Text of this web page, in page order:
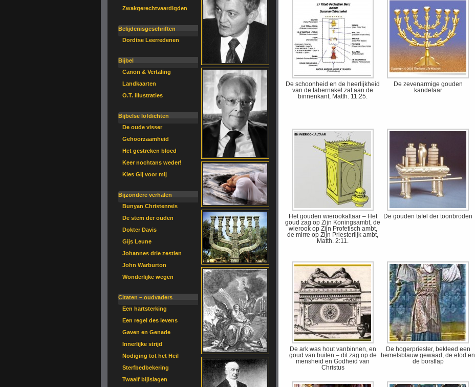
Zwakgerechtvaardigden
Belijdenisgeschriften
Dordtse Leerredenen
Bijbel
Canon & Vertaling
Landkaarten
O.T. illustraties
Bijbelse lofdichten
De oude visser
Gehoorzaamheid
Het gestreken bloed
Keer nochtans weder!
Kies Gij voor mij
Bijzondere verhalen
Bunyan Christenreis
De stem der ouden
Dokter Davis
Gijs Leune
Johannes drie zestien
John Warburton
Wonderlijke wegen
Citaten – oudvaders
Een hartsterking
Een regel des levens
Gaven en Genade
Innerlijke strijd
Nodiging tot het Heil
Sterfbedbekering
Twaalf bijlslagen
De schoonheid en de heerlijkheid
van de tabernakel zat aan de
binnenkant, Matth. 11:25.
De zevenarmige gouden
kandelaar
Het gouden wierookaltaar – Het
goud zag op Zijn Koningsambt, de
wierook op Zijn Profetisch ambt,
de mirre op Zijn Priesterlijk ambt,
Matth. 2:11.
De gouden tafel der toonbroden
De ark was hout vanbinnen, en
goud van buiten – dit zag op de
mensheid en Godheid van
Christus
De hogerpriester, bekleed een
hemelsblauw gewaad, de efod en
de borstlap